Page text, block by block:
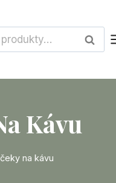
Kávu
na kávu